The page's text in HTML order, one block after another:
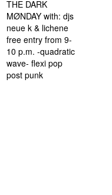
THE DARK
MØNDAY with: djs
neue k & lichene
free entry from 9-
10 p.m. -quadratic
wave- flexi pop
post punk